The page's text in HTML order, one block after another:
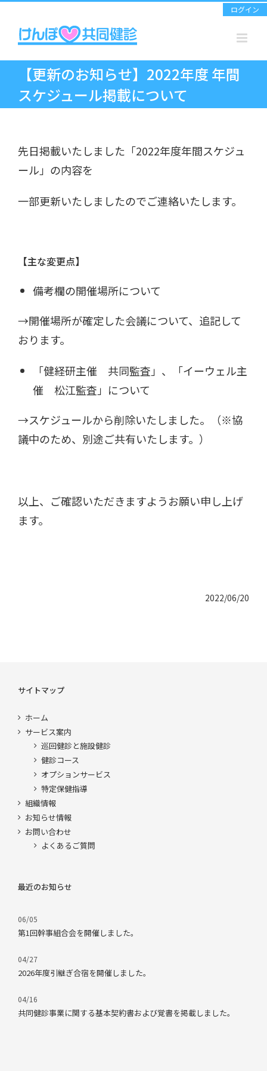
content
ログイン
【更新のお知らせ】2022年度 年間
スケジュール掲載について
先日掲載いたしました「2022年度年間スケジュ
ール」の内容を
一部更新いたしましたのでご連絡いたします。
【主な変更点】
備考欄の開催場所について
→開催場所が確定した会議について、追記して
おります。
「健経研主催 共同監査」、「イーウェル主
催 松江監査」について
→スケジュールから削除いたしました。（※協
議中のため、別途ご共有いたします。）
以上、ご確認いただきますようお願い申し上げ
ます。
2022/06/20
サイトマップ
ホーム
サービス案内
巡回健診と施設健診
健診コース
オプションサービス
特定保健指導
組織情報
お知らせ情報
お問い合わせ
よくあるご質問
最近のお知らせ
06/05
第1回幹事組合会を開催しました。
04/27
2026年度引継ぎ合宿を開催しました。
04/16
共同健診事業に関する基本契約書および覚書を掲載しました。